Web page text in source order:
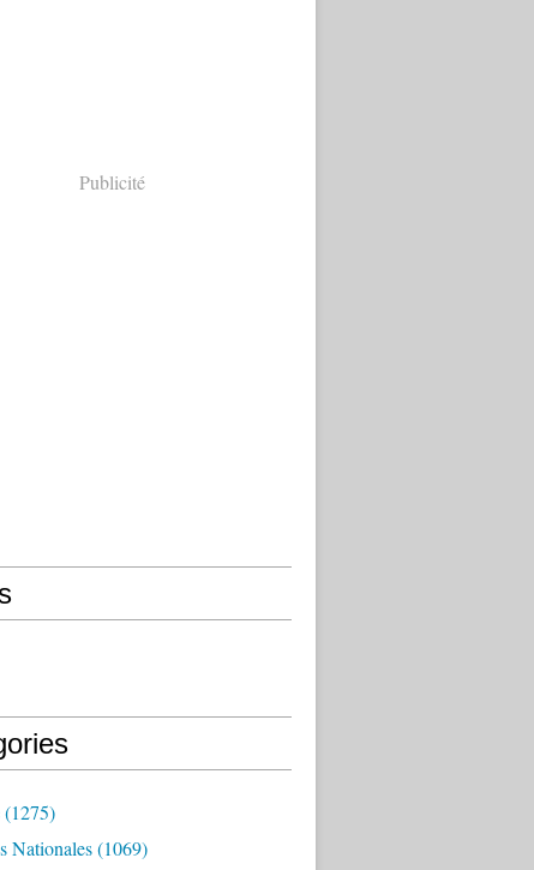
Publicité
(1275)
Nationales(1069)